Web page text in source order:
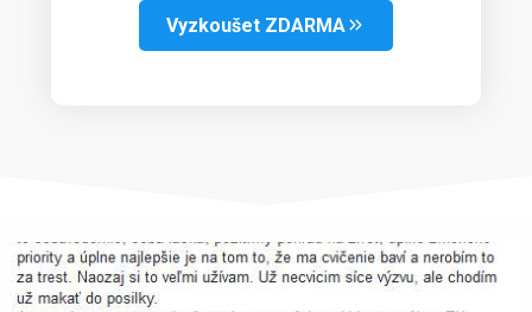
Vyzkoušet ZDARMA